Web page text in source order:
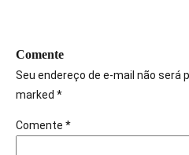
Comente
Seu endereço de e-mail não será
marked *
Comente *